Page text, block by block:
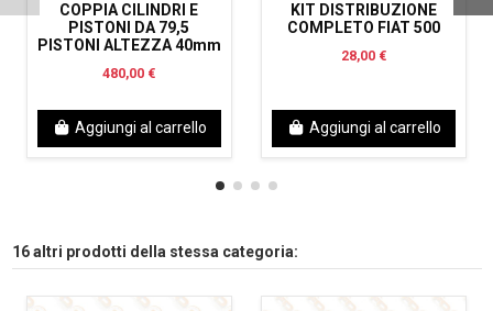
COPPIA CILINDRI E
PISTONI DA 79,5
PISTONI ALTEZZA 40mm
480,00 €
Aggiungi al carrello
KIT DISTRIBUZIONE
COMPLETO FIAT 500
28,00 €
Aggiungi al carrello
16 altri prodotti della stessa categoria: